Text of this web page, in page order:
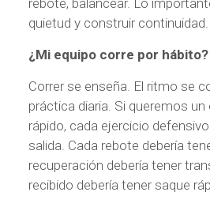
quietud y construir continuidad.
¿Mi equipo corre por hábito?
Correr se enseña. El ritmo se
práctica diaria. Si queremos un
rápido, cada ejercicio
salida. Cada rebote debería
recuperación debería tener
recibido debería tener saque